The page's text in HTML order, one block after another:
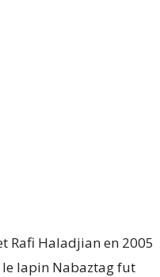
Rafi Haladjian en 2005
le lapin Nabaztag fut